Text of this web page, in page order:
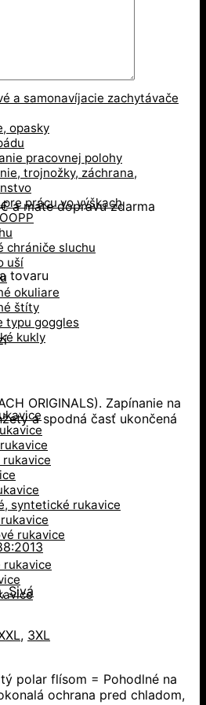
a samonavíjacie zachytávače
opasky
pracovnej polohy
trojnožky, záchrana,
prácu vo výškach
chrániče sluchu
uší
okuliare
štíty
typu goggles
kukly
rukavice
syntetické rukavice
rukavice
rukavice
€a máte dopravu zdarma
tovaru
ORIGINALS). Zapínanie na
a spodná časť ukončená
,Sivá
, 3XL
polar flísom = Pohodlné na
ochrana pred chladom,